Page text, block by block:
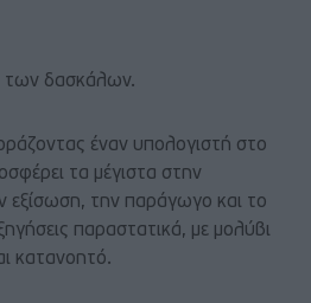
των δασκάλων.
έναν υπολογιστή στο
τα μέγιστα στην
εξίσωση, την παράγωγο και το
παραστατικά, με μολύβι
κατανοητό.